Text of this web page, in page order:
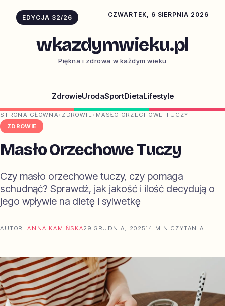
EDYCJA 32/26 CZWARTEK, 6 SIERPNIA 2026
wkazdymwieku.pl
Piękna i zdrowa w każdym wieku
ZdrowieUrodaSportDietaLifestyle
STRONA GŁÓWNA › ZDROWIE › MASŁO ORZECHOWE TUCZY
ZDROWIE
Masło Orzechowe Tuczy
Czy masło orzechowe tuczy, czy pomaga
schudnąć? Sprawdź, jak jakość i ilość decydują o
jego wpływie na dietę i sylwetkę
AUTOR:ANNA KAMIŃSKA29 GRUDNIA, 202514 MIN CZYTANIA